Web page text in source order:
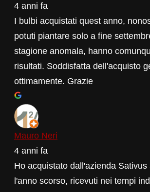
4 anni fa
I bulbi acquistati quest anno,
potuti piantare solo a fine
stagione anomala, hanno
risultati. Soddisfatta dell'acquisto
ottimamente. Grazie
Mauro Neri
4 anni fa
Ho acquistato dall'azienda Sativus
l'anno scorso, ricevuti nei tempi